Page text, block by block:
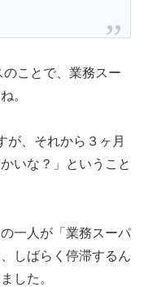
ことで、業務スー
。
が、それから３ヶ月
いな？」ということ
一人が「業務スーパ
しばらく停滞するん
した。